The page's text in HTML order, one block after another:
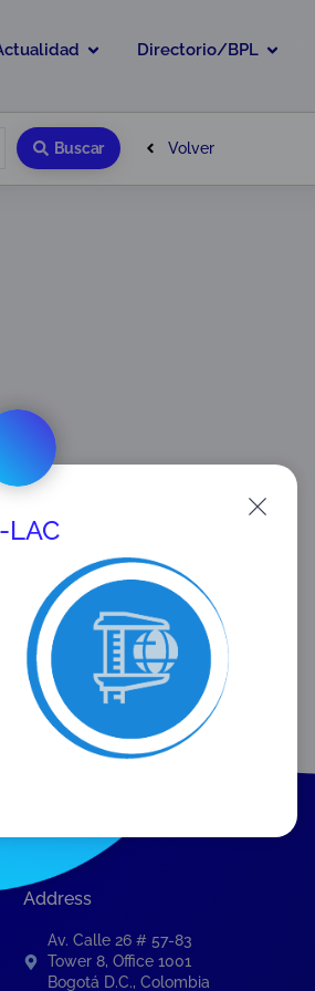
Directorio/BPL
Buscar Volver
SIGUIENTE
REPORT 2019
Address
Av. Calle 26 # 57-83
Tower 8, Office 1001
Bogotá D.C., Colombia